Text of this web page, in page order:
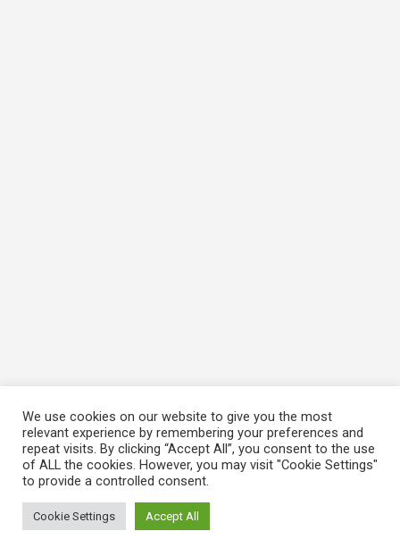
We use cookies on our website to give you the most
relevant experience by remembering your preferences and
repeat visits. By clicking “Accept All”, you consent to the use
of ALL the cookies. However, you may visit "Cookie Settings"
to provide a controlled consent.
Cookie Settings Accept All